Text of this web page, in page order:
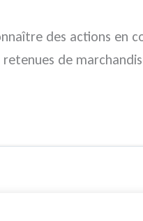
des actions en
de